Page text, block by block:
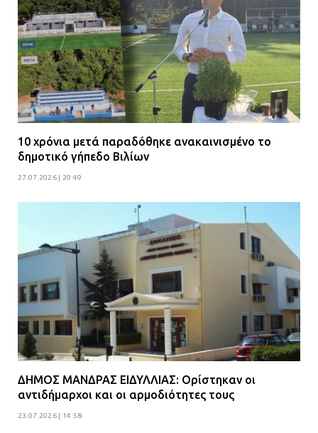
10 χρόνια μετά παραδόθηκε ανακαινισμένο το
δημοτικό γήπεδο Βιλίων
27.07.2026 | 20:49
ΔΗΜΟΣ ΜΑΝΔΡΑΣ ΕΙΔΥΛΛΙΑΣ: Ορίστηκαν οι
αντιδήμαρχοι και οι αρμοδιότητες τους
23.07.2026 | 14:58